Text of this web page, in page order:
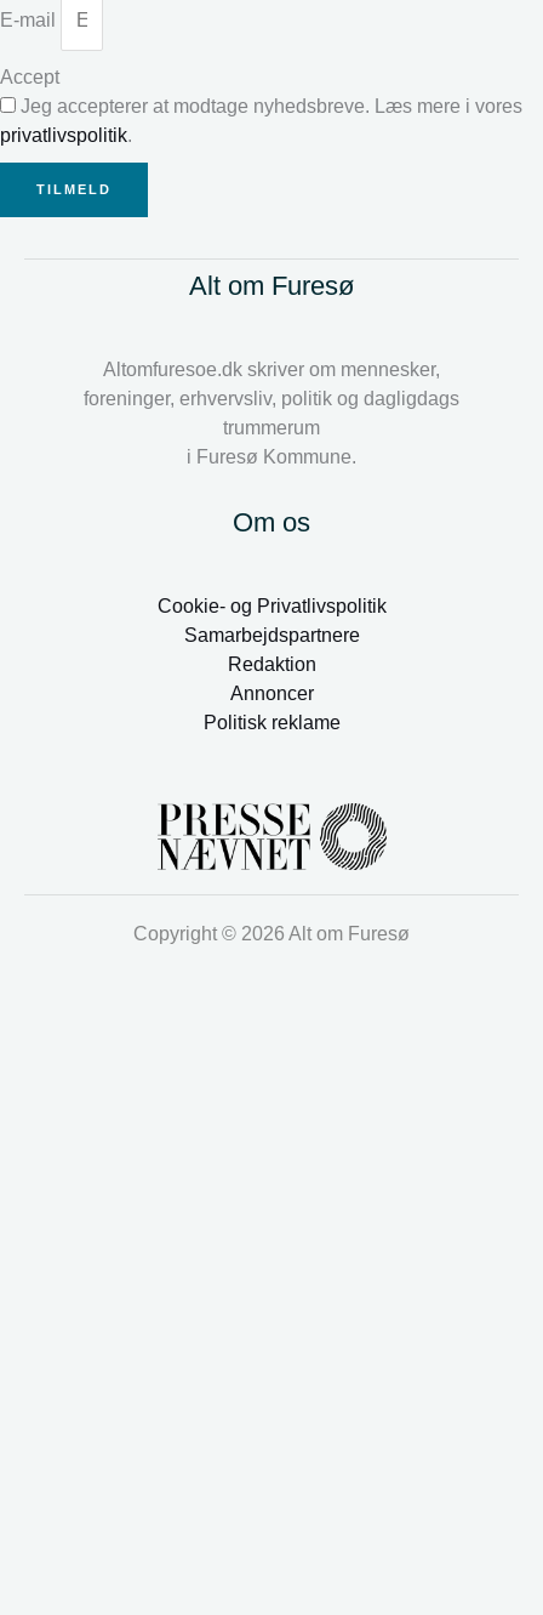
E-mail
Accept
Jeg accepterer at modtage nyhedsbreve. Læs mere i vores
privatlivspolitik.
TILMELD
Alt om Furesø
Altomfuresoe.dk skriver om mennesker,
foreninger, erhvervsliv, politik og dagligdags
trummerum
i Furesø Kommune.
Om os
Cookie- og Privatlivspolitik
Samarbejdspartnere
Redaktion
Annoncer
Politisk reklame
Copyright © 2026 Alt om Furesø